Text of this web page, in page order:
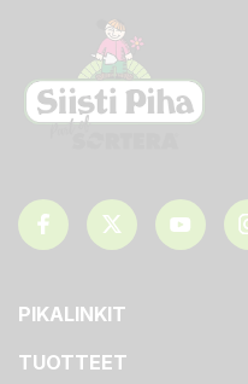
PIKALINKIT
TUOTTEET